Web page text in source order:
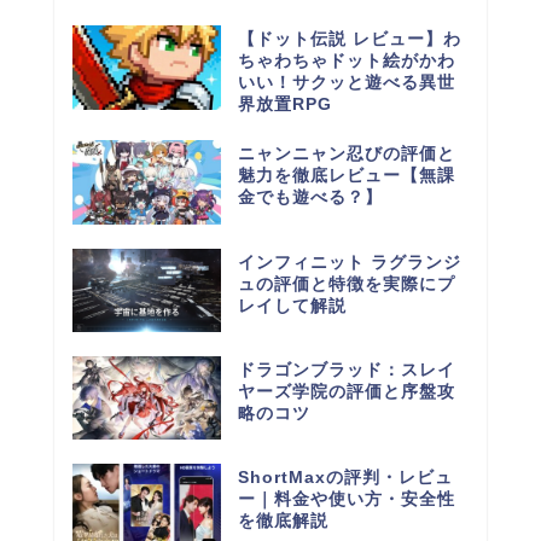
【ドット伝説 レビュー】わ
ちゃわちゃドット絵がかわ
いい！サクッと遊べる異世
界放置RPG
ニャンニャン忍びの評価と
魅力を徹底レビュー【無課
金でも遊べる？】
インフィニット ラグランジ
ュの評価と特徴を実際にプ
レイして解説
ドラゴンブラッド：スレイ
ヤーズ学院の評価と序盤攻
略のコツ
ShortMaxの評判・レビュ
ー｜料金や使い方・安全性
を徹底解説